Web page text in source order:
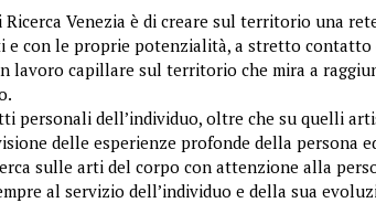
Venezia è di creare sul territorio una
con le proprie potenzialità, a stretto contatto
lavoro capillare sul territorio che mira a
personali dell’individuo, oltre che su quelli
delle esperienze profonde della persona
sulle arti del corpo con attenzione alla
al servizio dell’individuo e della sua